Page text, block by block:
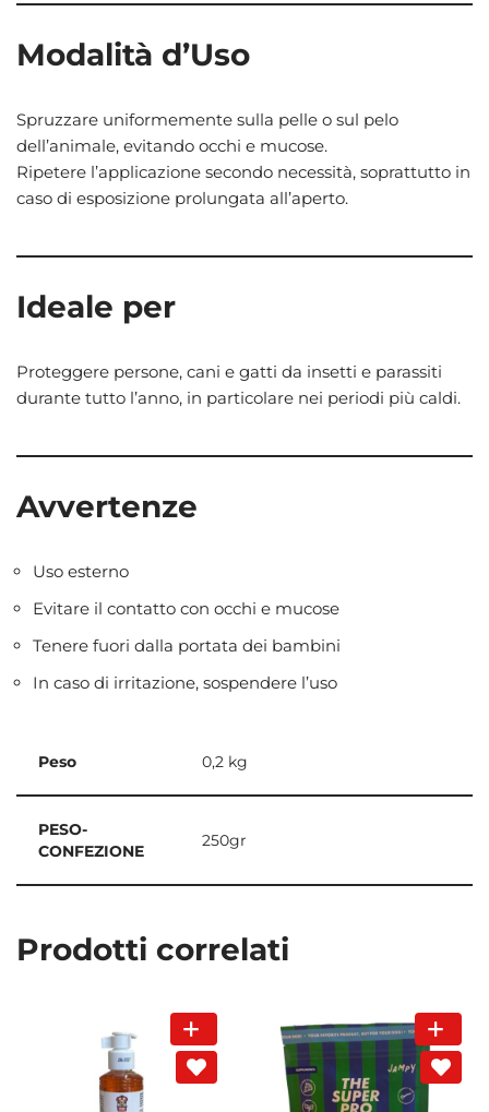
Modalità d’Uso
Spruzzare uniformemente sulla pelle o sul pelo
dell’animale, evitando occhi e mucose.
Ripetere l’applicazione secondo necessità, soprattutto in
caso di esposizione prolungata all’aperto.
Ideale per
Proteggere persone, cani e gatti da insetti e parassiti
durante tutto l’anno, in particolare nei periodi più caldi.
Avvertenze
Uso esterno
Evitare il contatto con occhi e mucose
Tenere fuori dalla portata dei bambini
In caso di irritazione, sospendere l’uso
Peso 0,2 kg
PESO-
CONFEZIONE
250gr
Prodotti correlati